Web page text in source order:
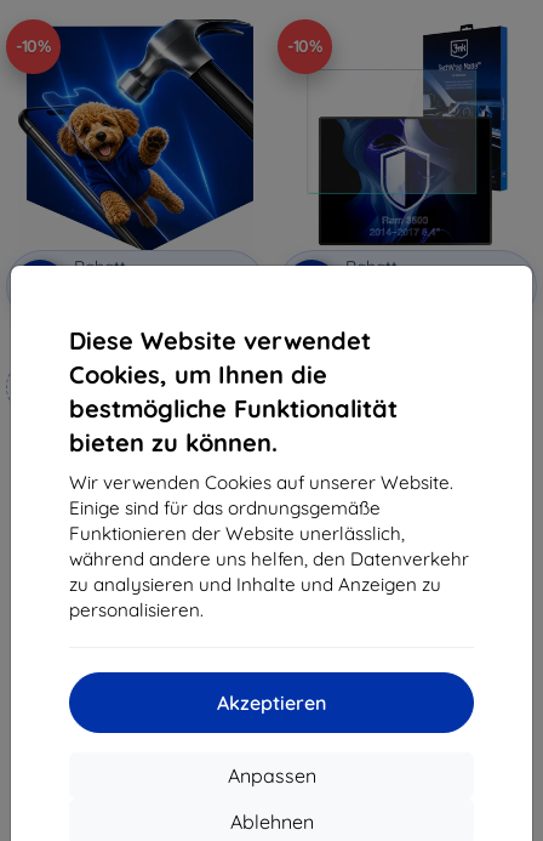
Diese Website verwendet
Cookies, um Ihnen die
bestmögliche Funktionalität
bieten zu können.
Wir verwenden Cookies auf unserer Website.
Einige sind für das ordnungsgemäße
Funktionieren der Website unerlässlich,
während andere uns helfen, den Datenverkehr
zu analysieren und Inhalte und Anzeigen zu
personalisieren.
Akzeptieren
Anpassen
Ablehnen
-10%
Rabatt
3mk Hammer Schutzfolie
Maßgeschneidert
hergestellt
19,90 €
17,91 €
Auf Lager 4 Stk.
-10%
Rabatt
3mk TechWrap Matte
Mittelanzeige Schutzfolie für
Ram 3500 2014–2017 8,4"
31,90 €
28,71 €
vom ganzen6.
«